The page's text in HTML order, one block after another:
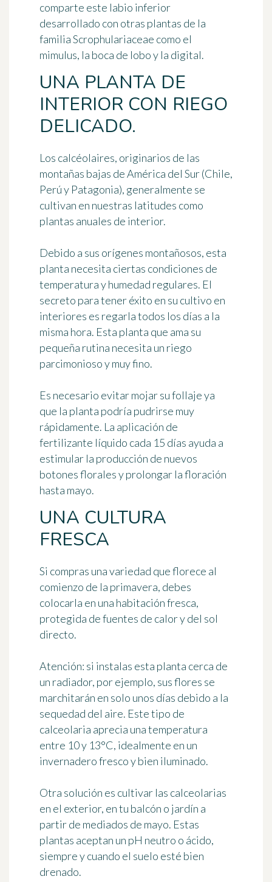
comparte este labio inferior
desarrollado con otras plantas de la
familia Scrophulariaceae como el
mimulus, la boca de lobo y la digital.
UNA PLANTA DE
INTERIOR CON RIEGO
DELICADO.
Los calcéolaires, originarios de las
montañas bajas de América del Sur (Chile,
Perú y Patagonia), generalmente se
cultivan en nuestras latitudes como
plantas anuales de interior.
Debido a sus orígenes montañosos, esta
planta necesita ciertas condiciones de
temperatura y humedad regulares. El
secreto para tener éxito en su cultivo en
interiores es regarla todos los días a la
misma hora. Esta planta que ama su
pequeña rutina necesita un riego
parcimonioso y muy fino.
Es necesario evitar mojar su follaje ya
que la planta podría pudrirse muy
rápidamente. La aplicación de
fertilizante líquido cada 15 días ayuda a
estimular la producción de nuevos
botones florales y prolongar la floración
hasta mayo.
UNA CULTURA
FRESCA
Si compras una variedad que florece al
comienzo de la primavera, debes
colocarla en una habitación fresca,
protegida de fuentes de calor y del sol
directo.
Atención: si instalas esta planta cerca de
un radiador, por ejemplo, sus flores se
marchitarán en solo unos días debido a la
sequedad del aire. Este tipo de
calceolaria aprecia una temperatura
entre 10 y 13°C, idealmente en un
invernadero fresco y bien iluminado.
Otra solución es cultivar las calceolarias
en el exterior, en tu balcón o jardín a
partir de mediados de mayo. Estas
plantas aceptan un pH neutro o ácido,
siempre y cuando el suelo esté bien
drenado.